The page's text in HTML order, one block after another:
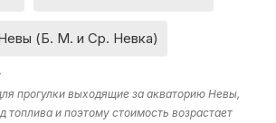
(Б. М. и Ср. Невка)
прогулки выходящие за акваторию Невы,
топлива и поэтому стоимость возрастает